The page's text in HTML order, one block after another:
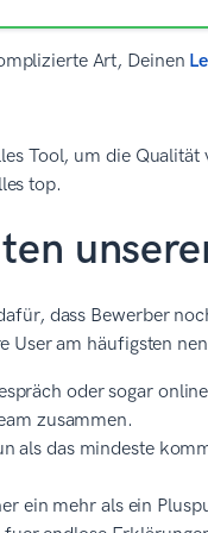
Art, Deinen
Tool, um die Qualität
top.
dass Bewerber
User am häufigsten
oder sogar
zusammen.
als das mindeste
ein mehr als ein